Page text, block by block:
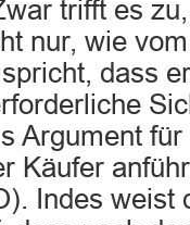
trifft es
nur, wie
dass
Argument
Käufer
Indes weist